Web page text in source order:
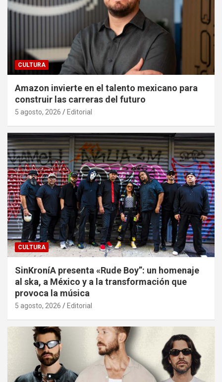
CULTURA
Amazon invierte en el talento mexicano para
construir las carreras del futuro
5 agosto, 2026 Editorial
CULTURA
SinKroníA presenta «Rude Boy”: un homenaje
al ska, a México y a la transformación que
provoca la música
5 agosto, 2026 Editorial